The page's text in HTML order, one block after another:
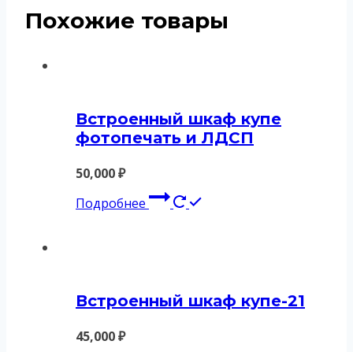
Похожие товары
Встроенный шкаф купе
фотопечать и ЛДСП
50,000₽
Подробнее
Встроенный шкаф купе-21
45,000₽